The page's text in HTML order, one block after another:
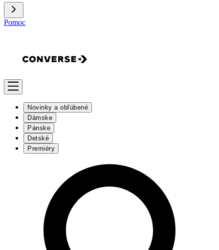
Pomoc
Novinky a obľúbené
Dámske
Pánske
Detské
Premiéry